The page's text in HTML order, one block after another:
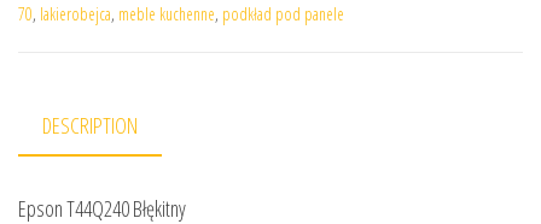
70, lakierobejca, meble kuchenne, podkład pod panele
DESCRIPTION
Epson T44Q240 Błękitny